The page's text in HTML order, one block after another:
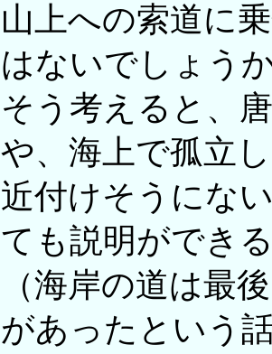
山上への索道に
はないでしょう
そう考えると、
や、海上で孤立
近付けそうにな
ても説明ができ
（海岸の道は最
があったという